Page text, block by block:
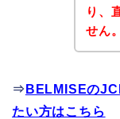
り、
せん。
⇒ BELMISEの
たい方はこちら